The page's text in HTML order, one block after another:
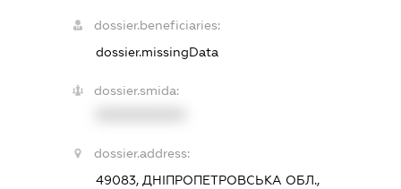
dossier.beneficiaries:
dossier.missingData
dossier.smida:
dossier.address:
49083, ДНІПРОПЕТРОВСЬКА ОБЛ.,